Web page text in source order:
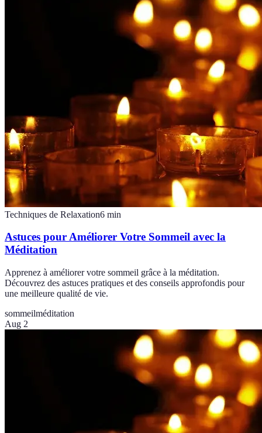
Techniques de Relaxation6 min
Astuces pour Améliorer Votre Sommeil avec la
Méditation
Apprenez à améliorer votre sommeil grâce à la méditation.
Découvrez des astuces pratiques et des conseils approfondis pour
une meilleure qualité de vie.
sommeilméditation
Aug 2